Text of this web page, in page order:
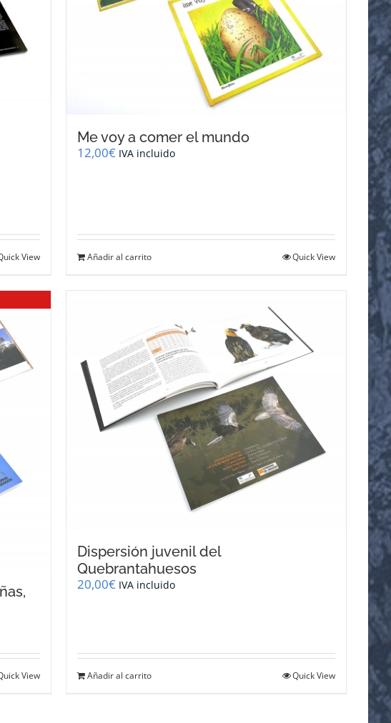
View
Me voy a comer el mundo
12,00€ IVA incluido
Añadir al carrito Quick View
View
Dispersión juvenil del
Quebrantahuesos
20,00€ IVA incluido
Añadir al carrito Quick View